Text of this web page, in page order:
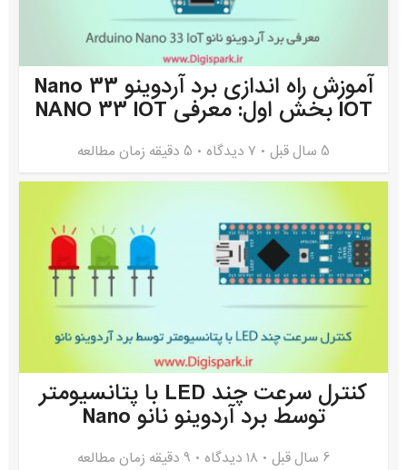
آموزش راه اندازی برد آردوینو Nano 33
IOT بخش اول: معرفی NANO 33 IOT
5 سال قبل ۷ دیدگاه 5 دقیقه زمان مطالعه
کنترل سرعت چند LED با پتانسیومتر
توسط برد آردوینو نانو Nano
6 سال قبل ۱۸ دیدگاه 9 دقیقه زمان مطالعه